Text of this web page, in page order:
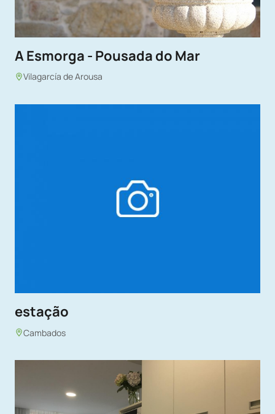
A Esmorga - Pousada do Mar
Vilagarcía de Arousa
estação
Cambados